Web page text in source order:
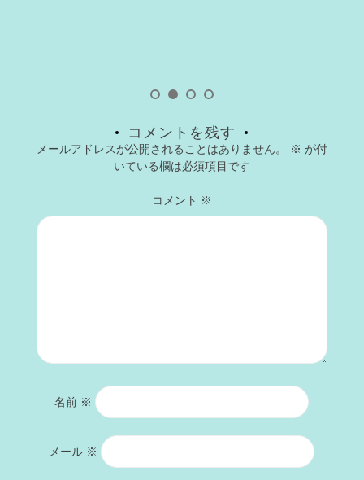
コメントを残す
メールアドレスが公開されることはありません。 ※ が付
いている欄は必須項目です
コメント ※
名前 ※
メール ※